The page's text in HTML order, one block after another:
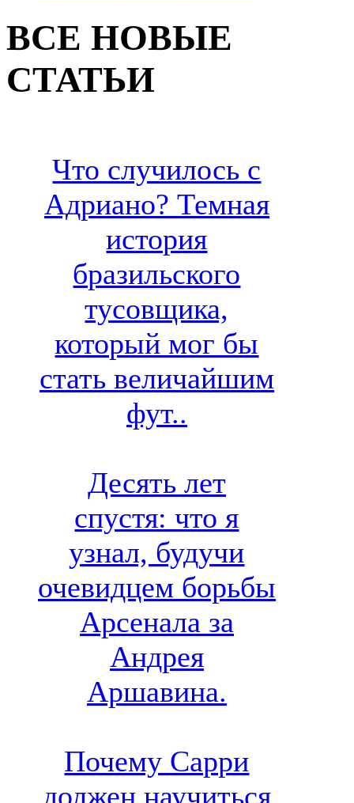
ВСЕ НОВЫЕ
СТАТЬИ
Что случилось с
Адриано? Темная
история
бразильского
тусовщика,
который мог бы
стать величайшим
фут..
Десять лет
спустя: что я
узнал, будучи
очевидцем борьбы
Арсенала за
Андрея
Аршавина.
Почему Сарри
должен научиться